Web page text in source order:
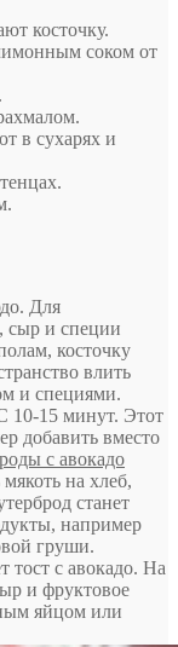
косточку.
соком от
в сухарях и
Для
сыр и специи
косточку
влить
и специями.
10-15 минут. Этот
добавить вместо
с авокадо
на хлеб,
станет
например
груши.
тост с авокадо. На
и фруктовое
яйцом или